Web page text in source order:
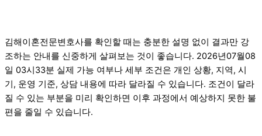
김해이혼전문변호사를 확인할 때는 충분한 설명 없이 결과만 강
조하는 안내를 신중하게 살펴보는 것이 좋습니다. 2026년07월08
일 03시33분 실제 가능 여부나 세부 조건은 개인 상황, 지역, 시
기, 운영 기준, 상담 내용에 따라 달라질 수 있습니다. 조건이 달라
질 수 있는 부분을 미리 확인하면 이후 과정에서 예상하지 못한 불
편을 줄일 수 있습니다.